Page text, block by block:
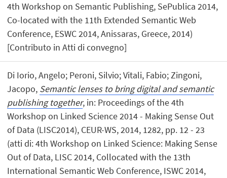
4th Workshop on Semantic Publishing, SePublica 2014,
Co-located with the 11th Extended Semantic Web
Conference, ESWC 2014, Anissaras, Greece, 2014)
[Contributo in Atti di convegno]
Di Iorio, Angelo; Peroni, Silvio; Vitali, Fabio; Zingoni,
Jacopo, Semantic lenses to bring digital and semantic
publishing together, in: Proceedings of the 4th
Workshop on Linked Science 2014 - Making Sense Out
of Data (LISC2014), CEUR-WS, 2014, 1282, pp. 12 - 23
(atti di: 4th Workshop on Linked Science: Making Sense
Out of Data, LISC 2014, Collocated with the 13th
International Semantic Web Conference, ISWC 2014,